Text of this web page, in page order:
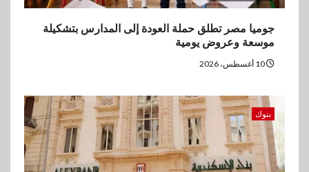
جوميا مصر تطلق حملة العودة إلى المدارس بتشكيلة
موسعة وعروض يومية
بنوك